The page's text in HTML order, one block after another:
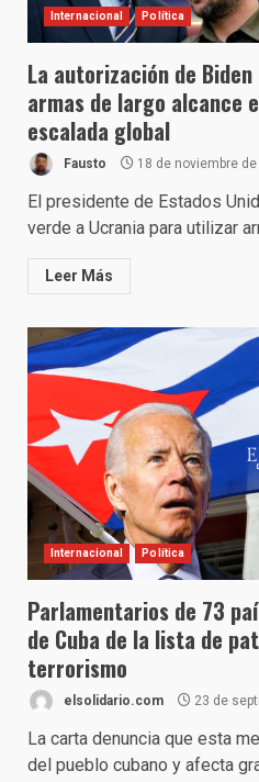
Internacional Política
La autorización de
armas de largo alcance
escalada global
Fausto 18 de noviembre
El presidente de Estados
verde a Ucrania para utilizar
Leer Más
Internacional Política
Parlamentarios de 73
de Cuba de la lista de
terrorismo
elsolidario.com 23 de
La carta denuncia que esta
del pueblo cubano y afecta